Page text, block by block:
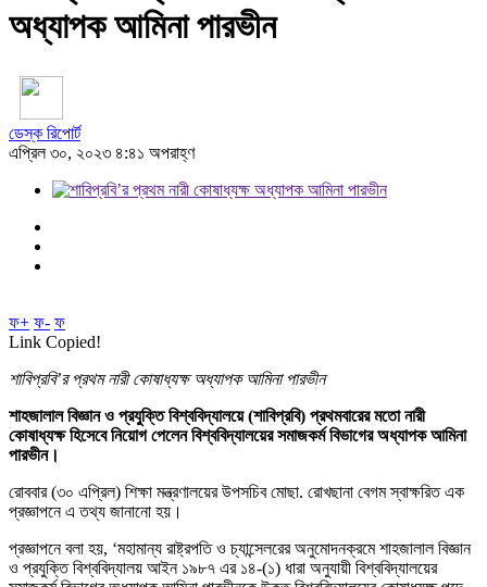
অধ্যাপক আমিনা পারভীন
ডেস্ক রিপোর্ট
এপ্রিল ৩০, ২০২৩ ৪:৪১ অপরাহ্ণ
ফ+ ফ- ফ
Link Copied!
শাবিপ্রবি’র প্রথম নারী কোষাধ্যক্ষ অধ্যাপক আমিনা পারভীন
শাহজালাল বিজ্ঞান ও প্রযুক্তি বিশ্ববিদ্যালয়ে (শাবিপ্রবি) প্রথমবারের মতো নারী
কোষাধ্যক্ষ হিসেবে নিয়োগ পেলেন বিশ্ববিদ্যালয়ের সমাজকর্ম বিভাগের অধ্যাপক আমিনা
পারভীন।
রোববার (৩০ এপ্রিল) শিক্ষা মন্ত্রণালয়ের উপসচিব মোছা. রোখছানা বেগম স্বাক্ষরিত এক
প্রজ্ঞাপনে এ তথ্য জানানো হয়।
প্রজ্ঞাপনে বলা হয়, ‘মহামান্য রাষ্ট্রপতি ও চ্যান্সেলরের অনুমোদনক্রমে শাহজালাল বিজ্ঞান
ও প্রযুক্তি বিশ্ববিদ্যালয় আইন ১৯৮৭ এর ১৪-(১) ধারা অনুযায়ী বিশ্ববিদ্যালয়ের